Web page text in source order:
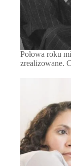
Połowa roku
zrealizowane.